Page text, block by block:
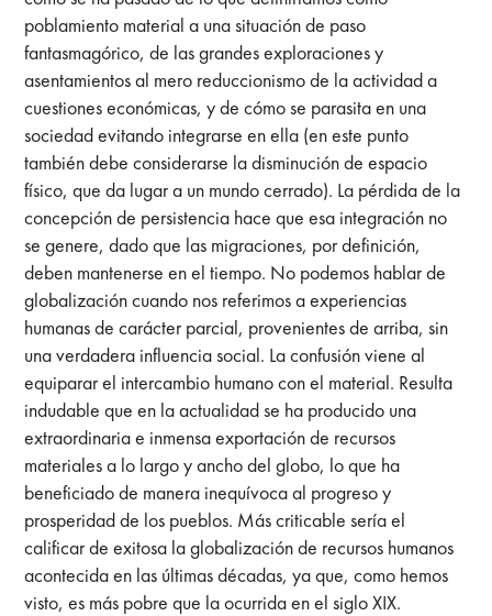
poblamiento material a una situación de paso
fantasmagórico, de las grandes exploraciones y
asentamientos al mero reduccionismo de la actividad a
cuestiones económicas, y de cómo se parasita en una
sociedad evitando integrarse en ella (en este punto
también debe considerarse la disminución de espacio
físico, que da lugar a un mundo cerrado). La pérdida de la
concepción de persistencia hace que esa integración no
se genere, dado que las migraciones, por definición,
deben mantenerse en el tiempo. No podemos hablar de
globalización cuando nos referimos a experiencias
humanas de carácter parcial, provenientes de arriba, sin
una verdadera influencia social. La confusión viene al
equiparar el intercambio humano con el material. Resulta
indudable que en la actualidad se ha producido una
extraordinaria e inmensa exportación de recursos
materiales a lo largo y ancho del globo, lo que ha
beneficiado de manera inequívoca al progreso y
prosperidad de los pueblos. Más criticable sería el
calificar de exitosa la globalización de recursos humanos
acontecida en las últimas décadas, ya que, como hemos
visto, es más pobre que la ocurrida en el siglo XIX.